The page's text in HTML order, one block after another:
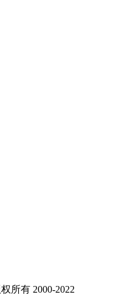
所有 2000-2022